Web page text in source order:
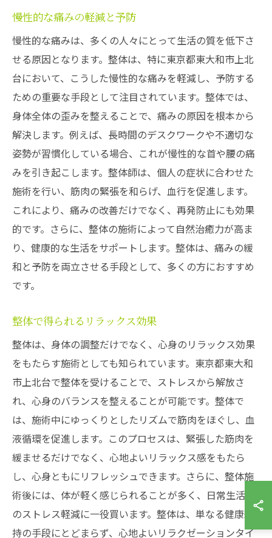
慢性的な痛みの軽減と予防
慢性的な痛みは、多くの人々にとって生活の質を低下さ
せる原因となります。整体は、特に東京都東大和市上北
台において、こうした慢性的な痛みを軽減し、予防する
ための重要な手段として注目されています。整体では、
身体全体の歪みを整えることで、痛みの原因を根本から
解決します。例えば、長時間のデスクワークや不適切な
姿勢が習慣化している場合、これが慢性的な首や腰の痛
みを引き起こします。整体師は、個人の症状に合わせた
施術を行い、筋肉の緊張を和らげ、血行を促進します。
これにより、痛みの改善だけでなく、再発防止にも効果
的です。さらに、整体の施術によって自然治癒力が高ま
り、健康的な生活をサポートします。整体は、痛みの緩
和と予防を両立させる手段として、多くの方におすすめ
です。
整体で得られるリラックス効果
整体は、身体の調整だけでなく、心身のリラックス効果
をもたらす施術としても知られています。東京都東大和
市上北台で整体を受けることで、ストレスから解放さ
れ、心身のバランスを整えることが可能です。整体で
は、施術中にゆっくりとしたリズムで筋肉をほぐし、血
液循環を促進します。このプロセスは、緊張した筋肉を
緩ませるだけでなく、心地よいリラックス感をもたら
し、心身ともにリフレッシュできます。さらに、整体施
術後には、体が軽く感じられることが多く、日常生活で
のストレス軽減に一役買います。整体は、単なる健康維
持の手段にとどまらず、心地よいリラクゼーションタイ